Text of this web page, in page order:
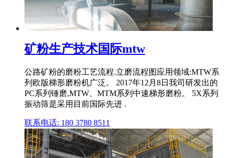
矿粉生产技术国际mtw
公路矿粉的磨粉工艺流程.立磨流程图应用领域:MTW系
列欧版梯形磨粉机广泛。 2017年12月8日我司研发出的
PC系列锤磨,MTW、MTM系列中速梯形磨粉。 5X系列
振动筛是采用目前国际先进 .
联系电话: 180 3780 8511